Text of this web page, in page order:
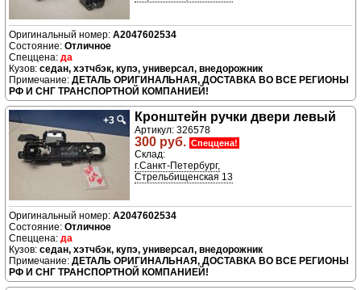
A2047602534
Отличное
да
седан, хэтчбэк, купэ, универсал, внедорожник
ДЕТАЛЬ ОРИГИНАЛЬНАЯ, ДОСТАВКА ВО ВСЕ РЕГИОНЫ
РФ И СНГ ТРАНСПОРТНОЙ КОМПАНИЕЙ!
+3 🔍 Кронштейн ручки двери левый
Артикул: 326578
300 руб. Спеццена!
Склад:
г.Санкт-Петербург,
Стрельбищенская 13
A2047602534
Отличное
да
седан, хэтчбэк, купэ, универсал, внедорожник
ДЕТАЛЬ ОРИГИНАЛЬНАЯ, ДОСТАВКА ВО ВСЕ РЕГИОНЫ
РФ И СНГ ТРАНСПОРТНОЙ КОМПАНИЕЙ!